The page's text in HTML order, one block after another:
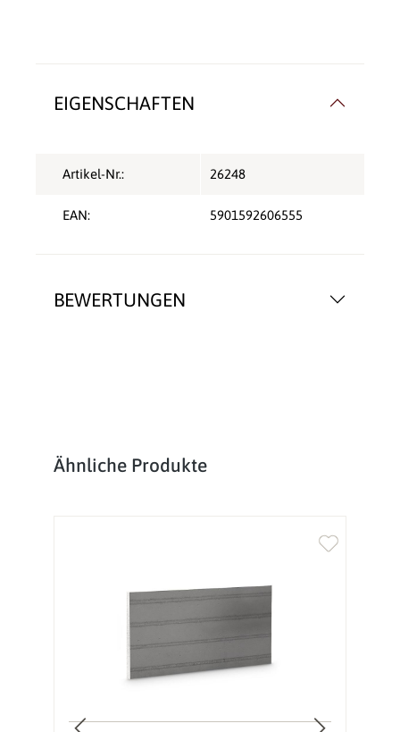
BEWERTUNGEN
EIGENSCHAFTEN
Artikel-Nr.: 26248
EAN: 5901592606555
Produktgalerie überspringen
Ähnliche Produkte